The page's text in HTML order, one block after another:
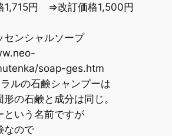
円 ⇒改訂価格1,500円
ンシャルソープ
soap-ges.htm
ルの石鹸シャンプーは
石鹸と成分は同じ。
いう名前ですが
ので